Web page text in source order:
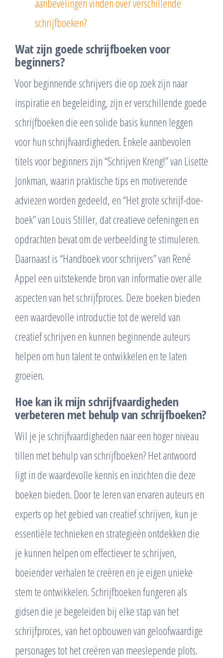
aanbevelingen vinden over verschillende
schrijfboeken?
Wat zijn goede schrijfboeken voor
beginners?
Voor beginnende schrijvers die op zoek zijn naar
inspiratie en begeleiding, zijn er verschillende goede
schrijfboeken die een solide basis kunnen leggen
voor hun schrijfvaardigheden. Enkele aanbevolen
titels voor beginners zijn “Schrijven Kreng!” van Lisette
Jonkman, waarin praktische tips en motiverende
adviezen worden gedeeld, en “Het grote schrijf-doe-
boek” van Louis Stiller, dat creatieve oefeningen en
opdrachten bevat om de verbeelding te stimuleren.
Daarnaast is “Handboek voor schrijvers” van René
Appel een uitstekende bron van informatie over alle
aspecten van het schrijfproces. Deze boeken bieden
een waardevolle introductie tot de wereld van
creatief schrijven en kunnen beginnende auteurs
helpen om hun talent te ontwikkelen en te laten
groeien.
Hoe kan ik mijn schrijfvaardigheden
verbeteren met behulp van schrijfboeken?
Wil je je schrijfvaardigheden naar een hoger niveau
tillen met behulp van schrijfboeken? Het antwoord
ligt in de waardevolle kennis en inzichten die deze
boeken bieden. Door te leren van ervaren auteurs en
experts op het gebied van creatief schrijven, kun je
essentiële technieken en strategieën ontdekken die
je kunnen helpen om effectiever te schrijven,
boeiender verhalen te creëren en je eigen unieke
stem te ontwikkelen. Schrijfboeken fungeren als
gidsen die je begeleiden bij elke stap van het
schrijfproces, van het opbouwen van geloofwaardige
personages tot het creëren van meeslepende plots.